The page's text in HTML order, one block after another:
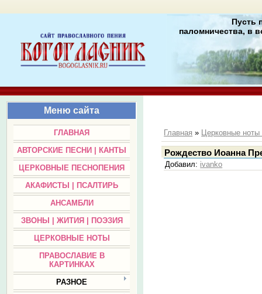
Пусть
паломничества, в
Меню сайта
ГЛАВНАЯ
АВТОРСКИЕ ПЕСНИ | КАНТЫ
ЦЕРКОВНЫЕ ПЕСНОПЕНИЯ
АКАФИСТЫ | ПСАЛТИРЬ
АНСАМБЛИ
ЗВОНЫ | ЖИТИЯ | ПОЭЗИЯ
ЦЕРКОВНЫЕ НОТЫ
ПРАВОСЛАВИЕ В
КАРТИНКАХ
РАЗНОЕ
Главная » Церковные ноты
Рождество Иоанна
Добавил: ivanko